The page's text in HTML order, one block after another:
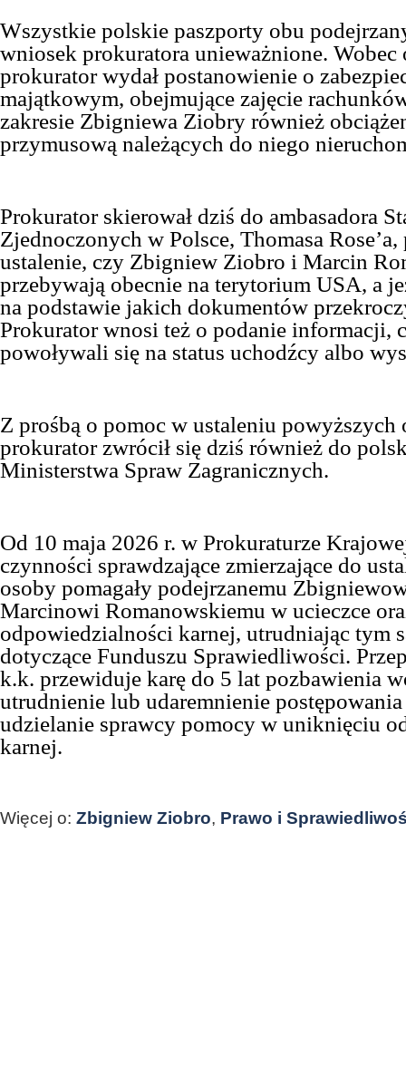
Wszystkie polskie paszporty obu
wniosek prokuratora unieważnione. Wobec
prokurator wydał postanowienie o
majątkowym, obejmujące zajęcie
zakresie Zbigniewa Ziobry również
przymusową należących do niego
Prokurator skierował dziś do ambasadora
Zjednoczonych w Polsce, Thomasa
ustalenie, czy Zbigniew Ziobro i Marcin
przebywają obecnie na terytorium USA, a
na podstawie jakich dokumentów
Prokurator wnosi też o podanie informacji,
powoływali się na status uchodźcy albo
Z prośbą o pomoc w ustaleniu
prokurator zwrócił się dziś również do
Ministerstwa Spraw Zagranicznych.
Od 10 maja 2026 r. w Prokuraturze
czynności sprawdzające zmierzające do
osoby pomagały podejrzanemu
Marcinowi Romanowskiemu w ucieczce
odpowiedzialności karnej, utrudniając tym
dotyczące Funduszu Sprawiedliwości.
k.k. przewiduje karę do 5 lat pozbawienia
utrudnienie lub udaremnienie
udzielanie sprawcy pomocy w uniknięciu
karnej.
Więcej o: Zbigniew Ziobro, Prawo i